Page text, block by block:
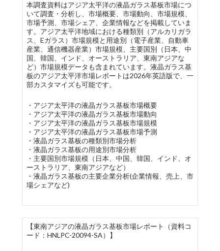
本調査資料はアジア太平洋の液晶ガラス基板市場につ
いて調査・分析し、市場概要、市場動向、市場規模、
市場予測、市場シェア、企業情報などを掲載していま
す。アジア太平洋地域における種類別（アルカリガラ
ス、Eガラス）市場規模と用途別（電子産業、自動車
産業、通信機器産業）市場規模、主要国別（日本、中
国、韓国、インド、オーストラリア、東南アジアな
ど）市場規模データも含まれています。液晶ガラス基
板のアジア太平洋市場レポートは2026年英語版で、一
部カスタマイズも可能です。
・アジア太平洋の液晶ガラス基板市場概要
・アジア太平洋の液晶ガラス基板市場動向
・アジア太平洋の液晶ガラス基板市場規模
・アジア太平洋の液晶ガラス基板市場予測
・液晶ガラス基板の種類別市場分析
・液晶ガラス基板の用途別市場分析
・主要国別市場規模（日本、中国、韓国、インド、オ
ーストラリア、東南アジアなど）
・液晶ガラス基板の主要企業分析(企業情報、売上、市
場シェアなど)
【東南アジアの液晶ガラス基板市場レポート（資料コ
ード：HNLPC-20094-SA）】